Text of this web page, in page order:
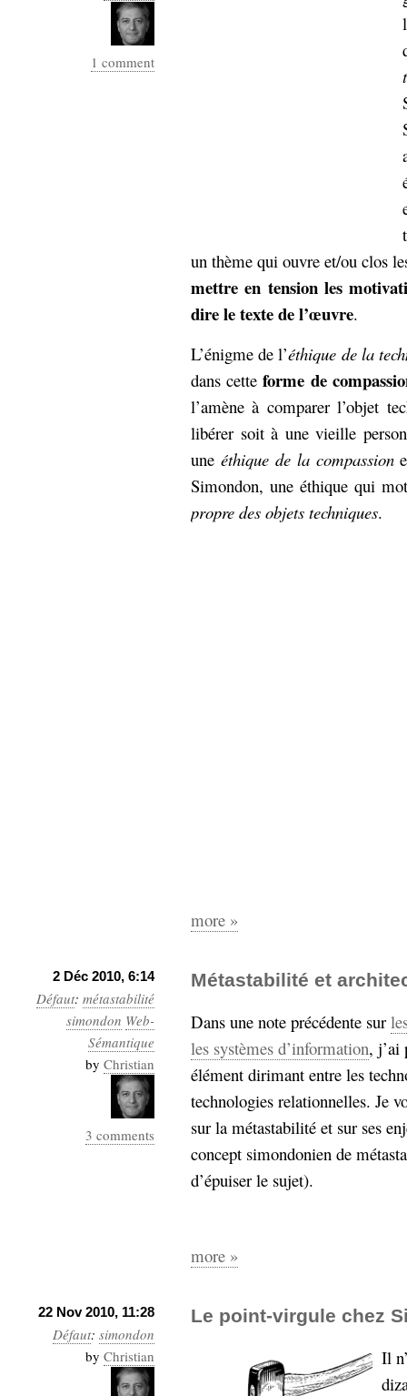
1 comment
un thème qui ouvre et/ou clos
mettre en tension les
dire le texte de l’œuvre.
L’énigme de l’éthique de la
dans cette forme de
l’amène à comparer l’objet
libérer soit à une vieille
une éthique de la compassion
Simondon, une éthique qui
propre des objets techniques.
more »
2 Déc 2010, 6:14
Défaut: métastabilité
simondon Web-
Sémantique
by Christian
3 comments
Métastabilité et
Dans une note précédente sur
les systèmes d’information, j’ai
élément dirimant entre les
technologies relationnelles. Je
sur la métastabilité et sur ses
concept simondonien de
d’épuiser le sujet).
more »
22 Nov 2010, 11:28
Défaut: simondon
by Christian
Le point-virgule chez
Il